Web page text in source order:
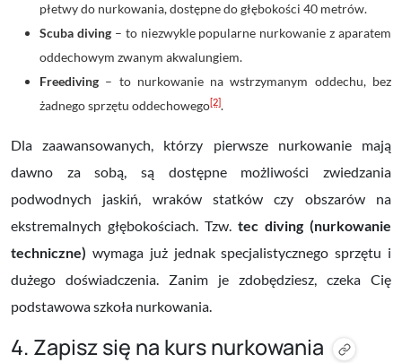
płetwy do nurkowania, dostępne do głębokości 40 metrów.
Scuba diving – to niezwykle popularne nurkowanie z aparatem
oddechowym zwanym akwalungiem.
Freediving – to nurkowanie na wstrzymanym oddechu, bez
żadnego sprzętu oddechowego[2].
Dla zaawansowanych, którzy pierwsze nurkowanie mają
dawno za sobą, są dostępne możliwości zwiedzania
podwodnych jaskiń, wraków statków czy obszarów na
ekstremalnych głębokościach. Tzw. tec diving (nurkowanie
techniczne) wymaga już jednak specjalistycznego sprzętu i
dużego doświadczenia. Zanim je zdobędziesz, czeka Cię
podstawowa szkoła nurkowania.
4. Zapisz się na kurs nurkowania